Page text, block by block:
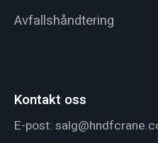
Avfallshåndtering
Kontakt oss
E-post: